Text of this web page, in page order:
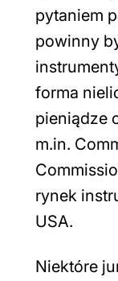
pytaniem
powinny
forma
pieniądze
m.in.
rynek
USA.
Niektóre